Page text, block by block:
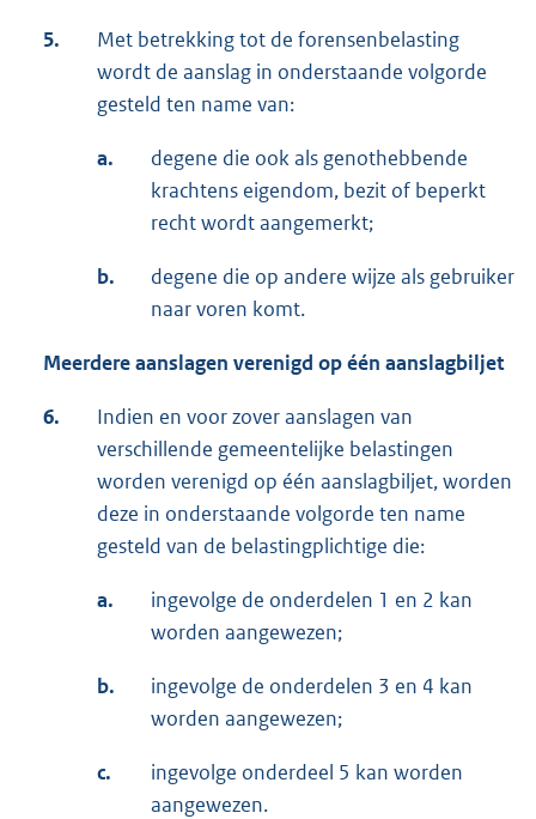
5.
Met betrekking tot de forensenbelasting
wordt de aanslag in onderstaande volgorde
gesteld ten name van:
a.
degene die ook als genothebbende
krachtens eigendom, bezit of beperkt
recht wordt aangemerkt;
b.
degene die op andere wijze als gebruiker
naar voren komt.
Meerdere aanslagen verenigd op één aanslagbiljet
6.
Indien en voor zover aanslagen van
verschillende gemeentelijke belastingen
worden verenigd op één aanslagbiljet, worden
deze in onderstaande volgorde ten name
gesteld van de belastingplichtige die:
a.
ingevolge de onderdelen 1 en 2 kan
worden aangewezen;
b.
ingevolge de onderdelen 3 en 4 kan
worden aangewezen;
c.
ingevolge onderdeel 5 kan worden
aangewezen.